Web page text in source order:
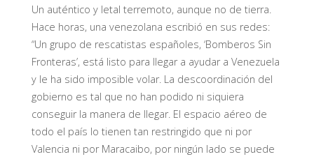
Un auténtico y letal terremoto, aunque no de tierra.
Hace horas, una venezolana escribió en sus redes:
“Un grupo de rescatistas españoles, ‘Bomberos Sin
Fronteras’, está listo para llegar a ayudar a Venezuela
y le ha sido imposible volar. La descoordinación del
gobierno es tal que no han podido ni siquiera
conseguir la manera de llegar. El espacio aéreo de
todo el país lo tienen tan restringido que ni por
Valencia ni por Maracaibo, por ningún lado se puede